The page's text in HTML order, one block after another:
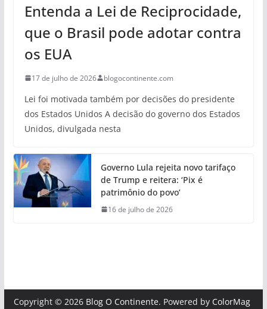
Entenda a Lei de Reciprocidade,
que o Brasil pode adotar contra
os EUA
17 de julho de 2026 blogocontinente.com
Lei foi motivada também por decisões do presidente
dos Estados Unidos A decisão do governo dos Estados
Unidos, divulgada nesta
Governo Lula rejeita novo tarifaço
de Trump e reitera: ‘Pix é
patrimônio do povo’
16 de julho de 2026
Copyright © 2026 Blog O Continente. Powered by ColorMag